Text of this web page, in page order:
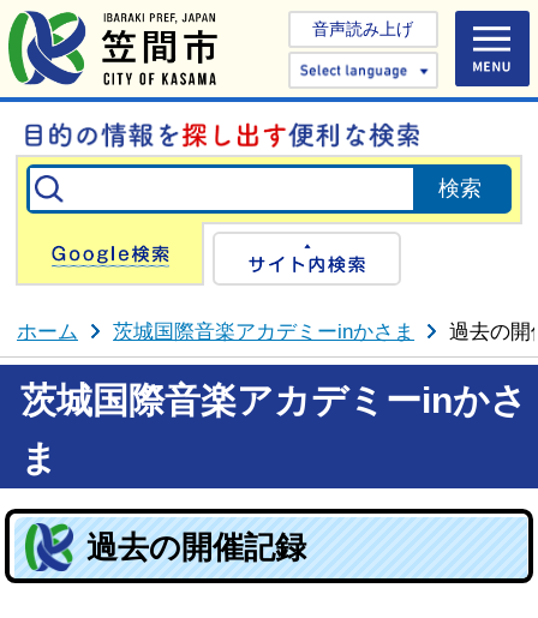
音声読み上げ
Select
Google検索
ホーム 茨城国際音楽アカデミーinかさま 過去の開
茨城国際音楽アカデミーinかさ
ま
過去の開催記録